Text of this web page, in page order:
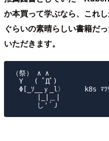
か本買って学ぶなら、これ
ぐらいの素晴らしい書籍だ
いただきます。
（祭） ∧ ∧
Y　 ( ﾟДﾟ)
Φ[_ｿ__ｙ_l〉     k8s ﾏﾂﾘ